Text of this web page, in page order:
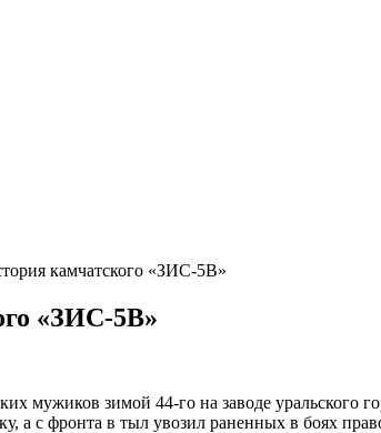
камчатского «ЗИС-5В»
«ЗИС-5В»
мужиков зимой 44-го на заводе уральского
а с фронта в тыл увозил раненных в боях